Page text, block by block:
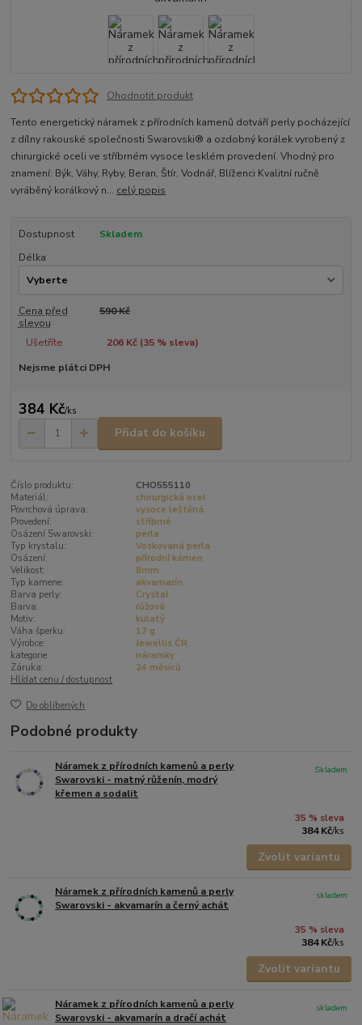
Ohodnotit produkt
Tento energetický náramek z přírodních kamenů dotváří perly pocházející
z dílny rakouské společnosti Swarovski® a ozdobný korálek vyrobený z
chirurgické oceli ve stříbrném vysoce lesklém provedení. Vhodný pro
znamení: Býk, Váhy, Ryby, Beran, Štír, Vodnář, Blíženci Kvalitní ručně
vyráběný korálkový n... celý popis
Dostupnost
Skladem
Délka
Cena před
slevou
590 Kč
Ušetříte 206 Kč (35% sleva)
Nejsme plátci DPH
384 Kč/ks
Přidat do košíku
Číslo produktu:
CHO555110
Materiál:
chirurgická ocel
Povrchová úprava:
vysoce leštěná
Provedení:
stříbrné
Osázení Swarovski:
perla
Typ krystalu:
Voskovaná perla
Osázení:
přírodní kámen
Velikost:
8mm
Typ kamene:
akvamarín
Barva perly:
Crystal
Barva:
růžová
Motiv:
kulatý
Váha šperku:
17 g
Výrobce:
Jewellis ČR
kategorie:
náramky
Záruka:
24 měsíců
Hlídat cenu / dostupnost
Do oblíbených
Podobné produkty
Náramek z přírodních kamenů a perly
Swarovski - matný růženín, modrý
křemen a sodalit
35 % sleva
384 Kč/ks
Skladem
Zvolit variantu
Náramek z přírodních kamenů a perly
Swarovski - akvamarín a černý achát
35 % sleva
384 Kč/ks
skladem
Zvolit variantu
Náramek z přírodních kamenů a perly
Swarovski - akvamarín a dračí achát
skladem